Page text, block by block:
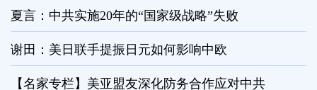
夏言：中共实施20年的“国家级战略”失败
谢田：美日联手提振日元如何影响中欧
【名家专栏】美亚盟友深化防务合作应对中共